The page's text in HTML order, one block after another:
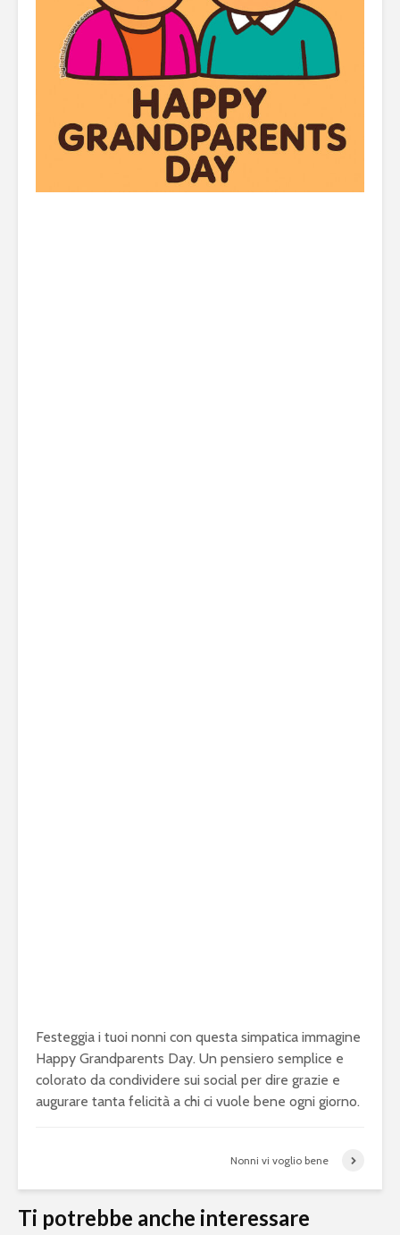
Festeggia i tuoi nonni con questa simpatica immagine
Happy Grandparents Day. Un pensiero semplice e
colorato da condividere sui social per dire grazie e
augurare tanta felicità a chi ci vuole bene ogni giorno.
Nonni vi voglio bene
Ti potrebbe anche interessare